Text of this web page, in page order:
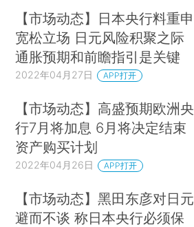
【市场动态】日本央行料重申
宽松立场 日元风险积聚之际
通胀预期和前瞻指引是关键
2022年04月27日 APP打开
【市场动态】高盛预期欧洲央
行7月将加息 6月将决定结束
资产购买计划
2022年04月26日 APP打开
【市场动态】黑田东彦对日元
避而不谈 称日本央行必须保